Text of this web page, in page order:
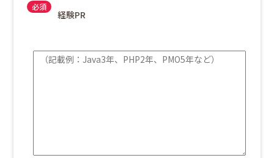
経験PR